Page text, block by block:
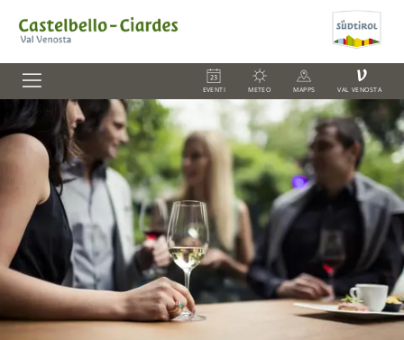
EVENTI METEO MAPPS
V
VAL VENOSTA